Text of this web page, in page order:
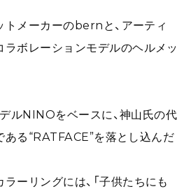
トメーカーのbernと、アーティ
ラボレーションモデルのヘルメッ
ルNINOをベースに、神山氏の代
る“RATFACE”を落とし込んだ
ーリングには、「子供たちにも